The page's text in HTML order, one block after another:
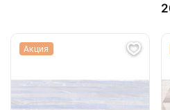
Акция